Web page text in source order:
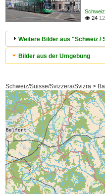
 24
Weitere Bilder aus "Schweiz
Bilder aus der Umgebung
Schweiz/Suisse/Svizzera/Svizra >